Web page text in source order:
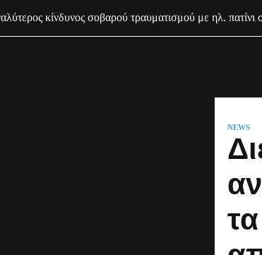
κίνδυνος σοβαρού τραυματισμού με ηλ. πατίνι
NEWS